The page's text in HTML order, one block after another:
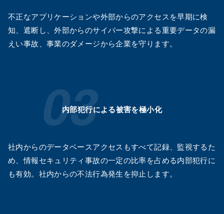
不正なアプリケーションや外部からのアクセスを早期に検
知、遮断し、外部からのサイバー攻撃による重要データの漏
えい事故、事業のダメージから企業を守ります。
内部犯行による被害を極小化
社内からのデータベースアクセスもすべて記録、監視するた
め、情報セキュリティ事故の一定の比率を占める内部犯行に
も有効。社内からの不法行為発生を抑止します。